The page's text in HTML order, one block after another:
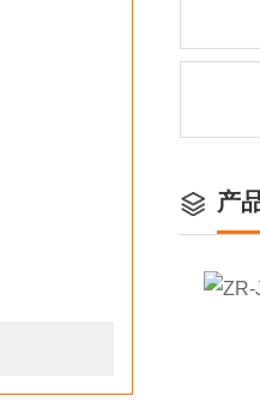
产